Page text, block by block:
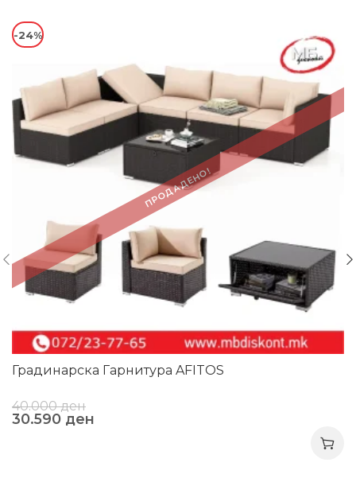
ПРОДАДЕНО!
-24%
Градинарска Гарнитура AFITOS
40.000ден
30.590 ден